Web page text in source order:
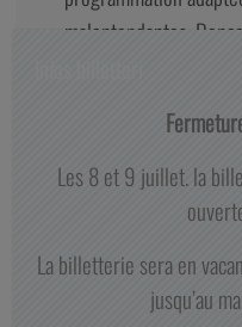
malentendantes.
du spectacle. mer. 23
pratique théâtrale
Géraldine Berger,
spectacle Boule de
inscriptions
Les 8 et 9 juillet. la
La billetterie sera en
jusqu’au